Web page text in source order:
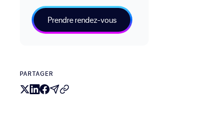
Prendre rendez-vous
PARTAGER